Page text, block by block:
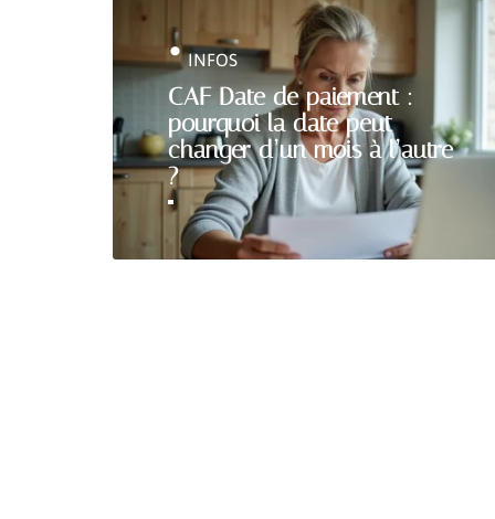
CAF Date de paiement :
pourquoi la date peut
changer d’un mois à l’autre
?
INFOS